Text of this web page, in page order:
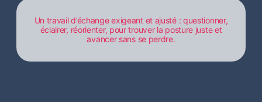
Un travail d’échange exigeant et ajusté : questionner,
éclairer, réorienter, pour trouver la posture juste et
avancer sans se perdre.